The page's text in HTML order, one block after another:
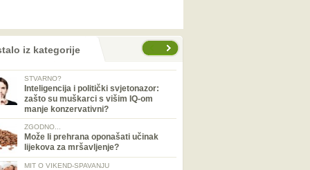
iz kategorije
STVARNO?
Inteligencija i politički svjetonazor:
zašto su muškarci s višim IQ-om
manje konzervativni?
ZGODNO...
Može li prehrana oponašati učinak
lijekova za mršavljenje?
MIT O VIKEND-SPAVANJU